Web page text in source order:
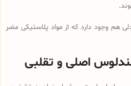
هم وجود دارد که از مواد پلاستیکی مضر
اصلی و تقلبی